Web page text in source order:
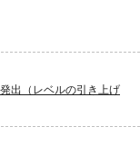
出（レベルの引き上げ